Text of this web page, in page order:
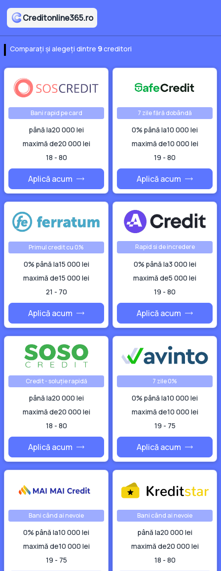
Creditonline365.ro
Comparați și alegeți dintre 9creditori
Bani rapid pe card
până la20 000 lei
maximă de20 000 lei
18 - 80
Aplică acum
7 zile fără dobândă
0% până la10 000 lei
maximă de10 000 lei
19 - 80
Aplică acum
Primul credit cu 0%
0% până la15 000 lei
maximă de15 000 lei
21 - 70
Aplică acum
Rapid si de incredere
0% până la3 000 lei
maximă de5 000 lei
19 - 80
Aplică acum
Credit - soluție rapidă
până la20 000 lei
maximă de20 000 lei
18 - 80
Aplică acum
7 zile 0%
0% până la10 000 lei
maximă de10 000 lei
19 - 75
Aplică acum
Bani când ai nevoie
0% până la10 000 lei
maximă de10 000 lei
19 - 75
Bani când ai nevoie
până la20 000 lei
maximă de20 000 lei
18 - 80